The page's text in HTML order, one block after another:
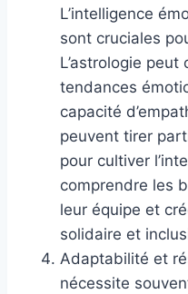
L’intelligence
sont cruciales
L’astrologie
tendances
capacité
peuvent tirer
pour cultiver
comprendre les
leur équipe et
solidaire et
Adaptabilité et
nécessite